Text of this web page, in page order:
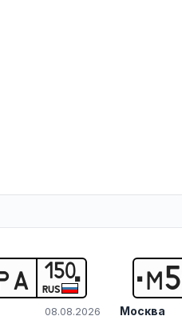
А 150
RUS
08.08.2026
М5
Москва